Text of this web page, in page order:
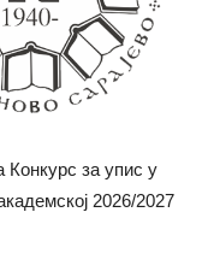
Конкурс за упис у
2026/2027